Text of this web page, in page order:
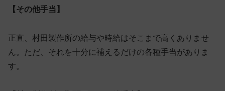
【その他手当】
正直、村田製作所の給与や時給はそこまで高くありませ
ん。ただ、それを十分に補えるだけの各種手当がありま
す。